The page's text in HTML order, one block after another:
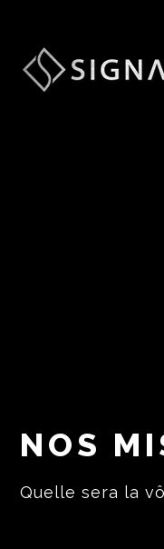
NOS
Quelle sera la